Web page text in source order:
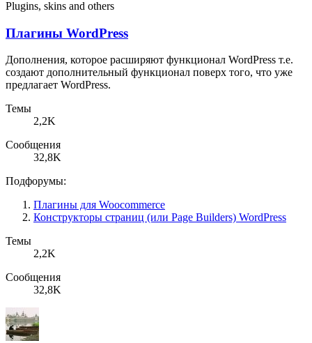
Plugins, skins and others
Плагины WordPress
Дополнения, которое расширяют функционал WordPress т.е.
создают дополнительный функционал поверх того, что уже
предлагает WordPress.
Темы
2,2K
Сообщения
32,8K
Подфорумы:
Плагины для Woocommerce
Конструкторы страниц (или Page Builders) WordPress
Темы
2,2K
Сообщения
32,8K